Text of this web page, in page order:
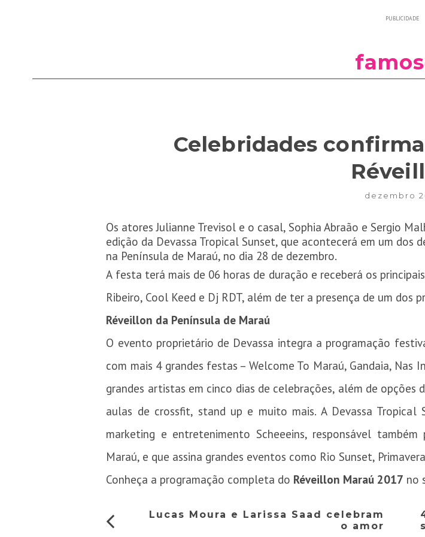
PUBLICIDADE
Celebridades
dezembro
Os atores Julianne Trevisol e o casal, Sophia Abraão e Sergio
edição da Devassa Tropical Sunset, que acontecerá em um dos
na Península de Maraú, no dia 28 de dezembro.
A festa terá mais de 06 horas de duração e receberá os
Ribeiro, Cool Keed e Dj RDT, além de ter a presença de um dos
Réveillon da Península de Maraú
O evento proprietário de Devassa integra a programação
com mais 4 grandes festas – Welcome To Maraú, Gandaia, Nas
grandes artistas em cinco dias de celebrações, além de
aulas de crossfit, stand up e muito mais. A Devassa
marketing e entretenimento Scheeeins, responsável
Maraú, e que assina grandes eventos como Rio Sunset,
Conheça a programação completa do Réveillon Maraú 2017 no
Lucas Moura e Larissa Saad celebram
o amor